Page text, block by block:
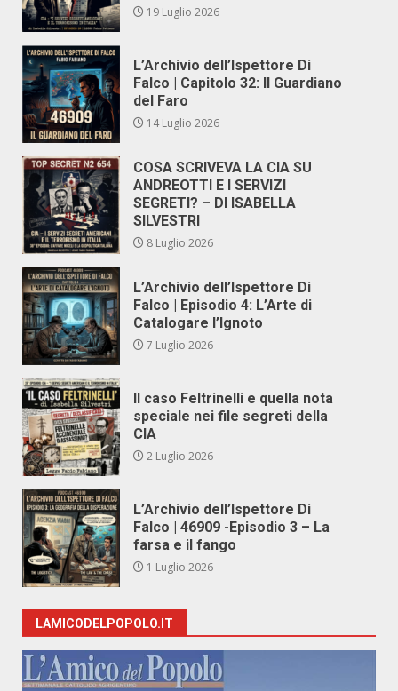
19 Luglio 2026
L’Archivio dell’Ispettore Di
Falco | Capitolo 32: Il Guardiano
del Faro
14 Luglio 2026
COSA SCRIVEVA LA CIA SU
ANDREOTTI E I SERVIZI
SEGRETI? – DI ISABELLA
SILVESTRI
8 Luglio 2026
L’Archivio dell’Ispettore Di
Falco | Episodio 4: L’Arte di
Catalogare l’Ignoto
7 Luglio 2026
Il caso Feltrinelli e quella nota
speciale nei file segreti della
CIA
2 Luglio 2026
L’Archivio dell’Ispettore Di
Falco | 46909 -Episodio 3 – La
farsa e il fango
1 Luglio 2026
LAMICODELPOPOLO.IT